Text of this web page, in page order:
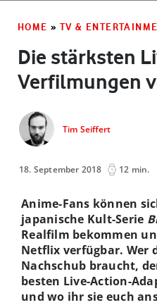
HOME » TV &
Die stärksten
Verfilmungen
Tim Seiffert
18. September 2018 12 min.
Anime-Fans können
japanische Kult-Serie
Realfilm bekommen
Netflix verfügbar. Wer
Nachschub braucht,
besten Live-Action-
und wo ihr sie euch